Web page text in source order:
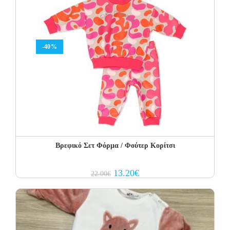
-40%
Βρεφικό Σετ Φόρμα / Φούτερ Κορίτσι
22.00€ Original
price
22.00€.
13.20€Current
price
13.20€.